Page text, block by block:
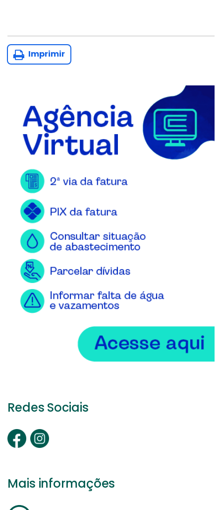
Imprimir
Redes Sociais
Mais informações